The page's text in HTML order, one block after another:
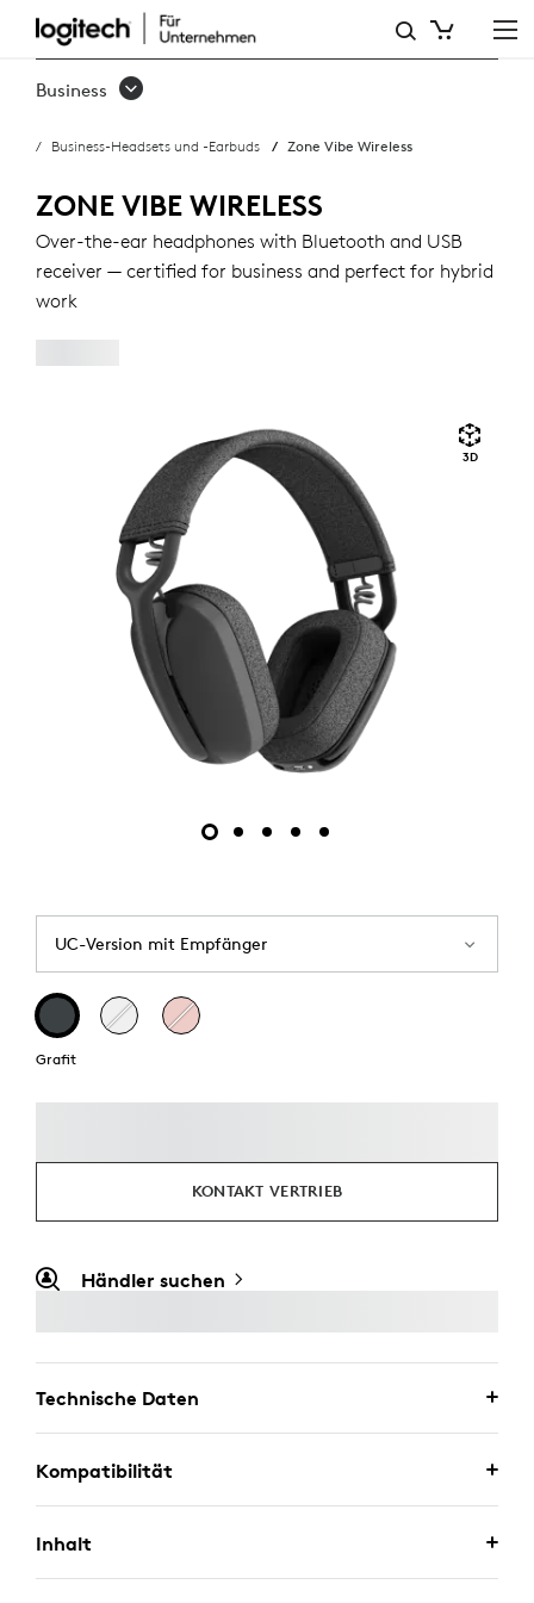
ZONE
VIBE
Business
Business-Headsets und -Earbuds Zone Vibe Wireless
ZONE VIBE WIRELESS
Over-the-ear headphones with Bluetooth and USB
receiver — certified for business and perfect for hybrid
work
3D
UC-Version mit Empfänger
Grafit
KONTAKT VERTRIEB
Händler suchen
Technische Daten
Kompatibilität
Inhalt